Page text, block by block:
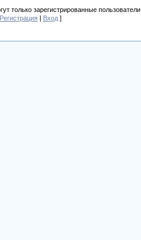
только зарегистрированные пользователи.
Регистрация | Вход ]